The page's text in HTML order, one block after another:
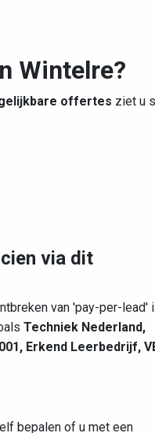
Wintelre?
offertes ziet u
via dit
van 'pay-per-lead'
Techniek Nederland,
Erkend Leerbedrijf,
bepalen of u met een